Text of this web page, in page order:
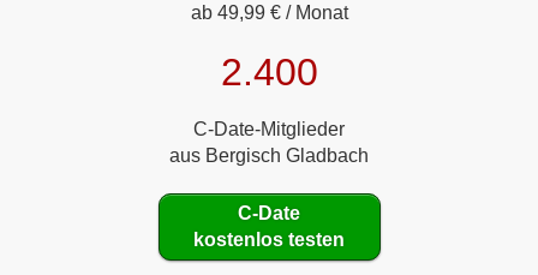
ab 49,99 € / Monat
2.400
C-Date-Mitglieder
aus Bergisch Gladbach
C-Date
kostenlos testen